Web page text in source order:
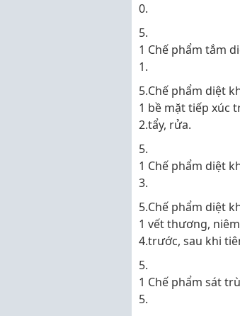
0.
5.
1
1.
Chế phẩm tắm
5.
1
2.
Chế phẩm diệt
bề mặt tiếp xúc
tẩy, rửa.
5.
1
3.
Chế phẩm diệt
5.
1
4.
Chế phẩm diệt
vết thương,
trước, sau khi
5.
1
5.
Chế phẩm sát